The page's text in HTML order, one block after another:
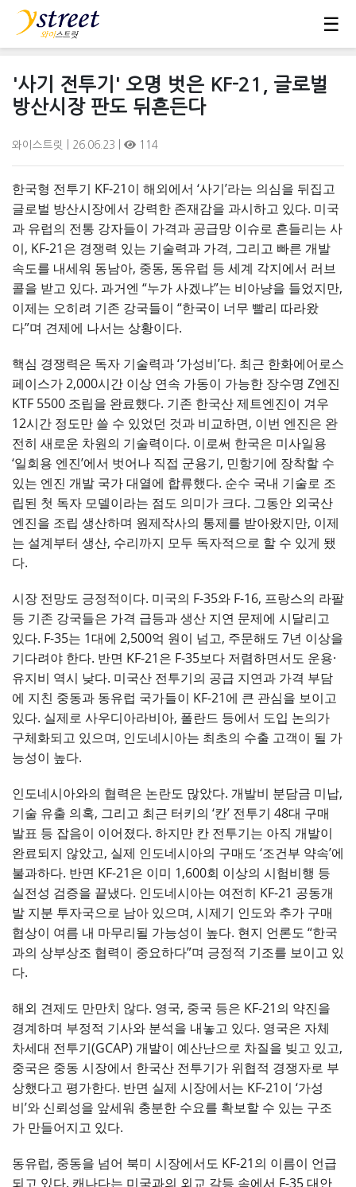
☰
'사기 전투기' 오명 벗은 KF-21, 글로벌
방산시장 판도 뒤흔든다
와이스트릿 | 26.06.23 | 114
한국형 전투기 KF-21이 해외에서 ‘사기’라는 의심을 뒤집고
글로벌 방산시장에서 강력한 존재감을 과시하고 있다. 미국
과 유럽의 전통 강자들이 가격과 공급망 이슈로 흔들리는 사
이, KF-21은 경쟁력 있는 기술력과 가격, 그리고 빠른 개발
속도를 내세워 동남아, 중동, 동유럽 등 세계 각지에서 러브
콜을 받고 있다. 과거엔 “누가 사겠냐”는 비아냥을 들었지만,
이제는 오히려 기존 강국들이 “한국이 너무 빨리 따라왔
다”며 견제에 나서는 상황이다.
핵심 경쟁력은 독자 기술력과 ‘가성비’다. 최근 한화에어로스
페이스가 2,000시간 이상 연속 가동이 가능한 장수명 Z엔진
KTF 5500 조립을 완료했다. 기존 한국산 제트엔진이 겨우
12시간 정도만 쓸 수 있었던 것과 비교하면, 이번 엔진은 완
전히 새로운 차원의 기술력이다. 이로써 한국은 미사일용
‘일회용 엔진’에서 벗어나 직접 군용기, 민항기에 장착할 수
있는 엔진 개발 국가 대열에 합류했다. 순수 국내 기술로 조
립된 첫 독자 모델이라는 점도 의미가 크다. 그동안 외국산
엔진을 조립 생산하며 원제작사의 통제를 받아왔지만, 이제
는 설계부터 생산, 수리까지 모두 독자적으로 할 수 있게 됐
다.
시장 전망도 긍정적이다. 미국의 F-35와 F-16, 프랑스의 라팔
등 기존 강국들은 가격 급등과 생산 지연 문제에 시달리고
있다. F-35는 1대에 2,500억 원이 넘고, 주문해도 7년 이상을
기다려야 한다. 반면 KF-21은 F-35보다 저렴하면서도 운용·
유지비 역시 낮다. 미국산 전투기의 공급 지연과 가격 부담
에 지친 중동과 동유럽 국가들이 KF-21에 큰 관심을 보이고
있다. 실제로 사우디아라비아, 폴란드 등에서 도입 논의가
구체화되고 있으며, 인도네시아는 최초의 수출 고객이 될 가
능성이 높다.
인도네시아와의 협력은 논란도 많았다. 개발비 분담금 미납,
기술 유출 의혹, 그리고 최근 터키의 ‘칸’ 전투기 48대 구매
발표 등 잡음이 이어졌다. 하지만 칸 전투기는 아직 개발이
완료되지 않았고, 실제 인도네시아의 구매도 ‘조건부 약속’에
불과하다. 반면 KF-21은 이미 1,600회 이상의 시험비행 등
실전성 검증을 끝냈다. 인도네시아는 여전히 KF-21 공동개
발 지분 투자국으로 남아 있으며, 시제기 인도와 추가 구매
협상이 여름 내 마무리될 가능성이 높다. 현지 언론도 “한국
과의 상부상조 협력이 중요하다”며 긍정적 기조를 보이고 있
다.
해외 견제도 만만치 않다. 영국, 중국 등은 KF-21의 약진을
경계하며 부정적 기사와 분석을 내놓고 있다. 영국은 자체
차세대 전투기(GCAP) 개발이 예산난으로 차질을 빚고 있고,
중국은 중동 시장에서 한국산 전투기가 위협적 경쟁자로 부
상했다고 평가한다. 반면 실제 시장에서는 KF-21이 ‘가성
비’와 신뢰성을 앞세워 충분한 수요를 확보할 수 있는 구조
가 만들어지고 있다.
동유럽, 중동을 넘어 북미 시장에서도 KF-21의 이름이 언급
되고 있다. 캐나다는 미국과의 외교 갈등 속에서 F-35 대안